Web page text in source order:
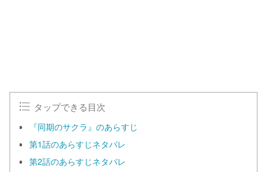
タップできる目次
『同期のサクラ』のあらすじ
第1話のあらすじネタバレ
第2話のあらすじネタバレ